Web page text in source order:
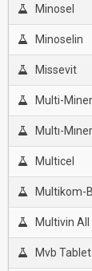
Minosel
Minoselin
Missevit
Multi-
Multı-
Multicel
Multikom-B
Multivin All
Mvb Tablet